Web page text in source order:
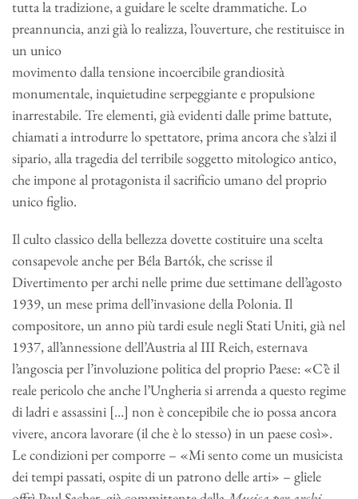
tutta la tradizione, a guidare le scelte drammatiche. Lo
preannuncia, anzi già lo realizza, l’ouverture, che restituisce in
un unico
movimento dalla tensione incoercibile grandiosità
monumentale, inquietudine serpeggiante e propulsione
inarrestabile. Tre elementi, già evidenti dalle prime battute,
chiamati a introdurre lo spettatore, prima ancora che s’alzi il
sipario, alla tragedia del terribile soggetto mitologico antico,
che impone al protagonista il sacrificio umano del proprio
unico figlio.
Il culto classico della bellezza dovette costituire una scelta
consapevole anche per Béla Bartók, che scrisse il
Divertimento per archi nelle prime due settimane dell’agosto
1939, un mese prima dell’invasione della Polonia. Il
compositore, un anno più tardi esule negli Stati Uniti, già nel
1937, all’annessione dell’Austria al III Reich, esternava
l’angoscia per l’involuzione politica del proprio Paese: «C’è il
reale pericolo che anche l’Ungheria si arrenda a questo regime
di ladri e assassini […] non è concepibile che io possa ancora
vivere, ancora lavorare (il che è lo stesso) in un paese così».
Le condizioni per comporre – «Mi sento come un musicista
dei tempi passati, ospite di un patrono delle arti» – gliele